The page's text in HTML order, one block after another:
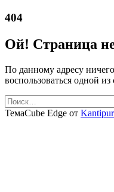
404
Ой! Страница
По данному адресу
воспользоваться одной
Найти:
ТемаCube Edge от